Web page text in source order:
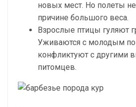
новых мест. Но полеты
причине большого веса.
Взрослые птицы гуляют
Уживаются с молодым
конфликтуют с другими
питомцев.